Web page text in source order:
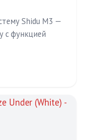
Shidu M3 —
с функцией